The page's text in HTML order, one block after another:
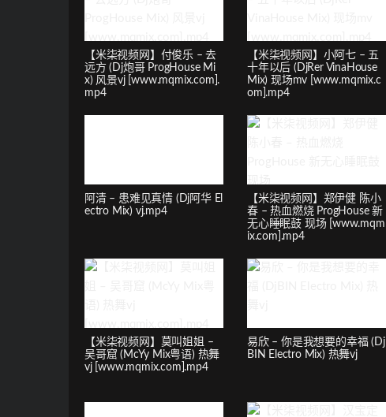
【米柒视频网】付俊乐 – 去
远方 (Dj炮哥 ProgHouse Mi
x) 风景vj [www.mqmix.com].
mp4
【米柒视频网】小阿七 – 五
十年以后 (DjRer VinaHouse
Mix) 现场mv [www.mqmix.c
om].mp4
阿清 – 患难见真情 (Dj阿华 El
ectro Mix) vj.mp4
【米柒视频网】郑伊健 陈小
春 – 热血燃烧 ProgHouse 新
无心睡眠鼓 现场 [www.mqm
ix.com].mp4
【米柒视频网】莫叫姐姐 –
吴哥窟 (McYy Mix粤语) 热舞
vj [www.mqmix.com].mp4
易欣 – 你是我想要的幸福 (Dj
BIN Electro Mix) 热舞vj